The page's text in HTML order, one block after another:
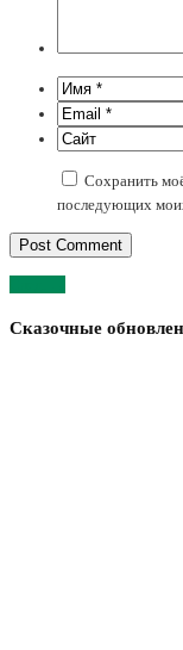
Сохранить
последующих
Сказочные